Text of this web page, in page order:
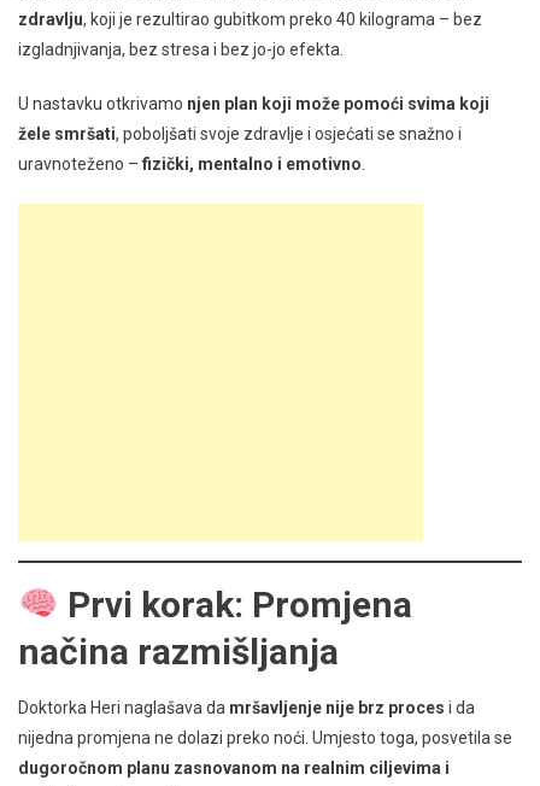
zdravlju, koji je rezultirao gubitkom preko 40 kilograma – bez
izgladnjivanja, bez stresa i bez jo-jo efekta.
U nastavku otkrivamo njen plan koji može pomoći svima koji
žele smršati, poboljšati svoje zdravlje i osjećati se snažno i
uravnoteženo – fizički, mentalno i emotivno
Prvi korak: Promjena
načina razmišljanja
Doktorka Heri naglašava da mršavljenje nije brz proces i da
nijedna promjena ne dolazi preko noći. Umjesto toga, posvetila se
dugoročnom planu zasnovanom na realnim ciljevima i